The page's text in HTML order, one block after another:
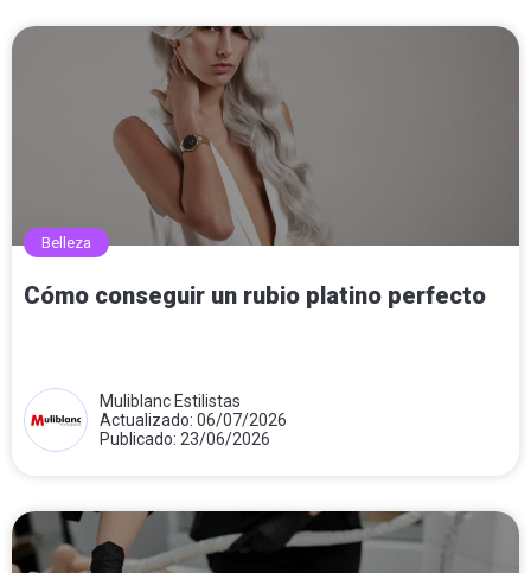
Belleza
Cómo conseguir un rubio platino perfecto
Muliblanc Estilistas
Actualizado: 06/07/2026
Publicado: 23/06/2026